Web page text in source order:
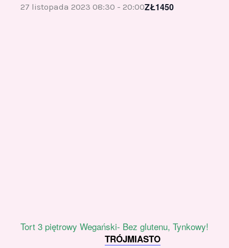
27 listopada 2023 08:30 - 20:00ZŁ1450
Tort 3 piętrowy Wegański- Bez glutenu, Tynkowy!
TRÓJMIASTO